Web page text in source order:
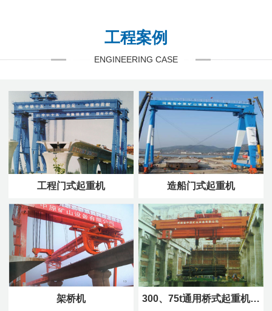
工程案例
ENGINEERING CASE
工程门式起重机 造船门式起重机
架桥机 300、75t通用桥式起重机…